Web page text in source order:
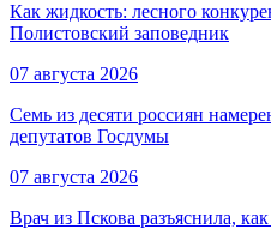
Как жидкость: лесного
Полистовский заповедник
07 августа 2026
Семь из десяти россиян
депутатов Госдумы
07 августа 2026
Врач из Пскова разъяснила,